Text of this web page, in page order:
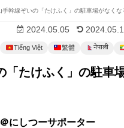
手幹線ぞいの「たけふく」の駐車場がなくな
2024.05.05
Tiếng Việt 繁體 नेपाली
「たけふく」の駐車
にしつーサポーター